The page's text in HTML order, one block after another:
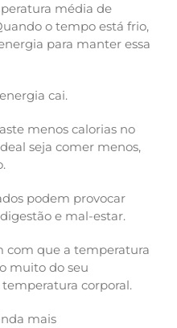
média de
o tempo está frio,
para manter essa
cai.
menos calorias no
seja comer menos,
podem provocar
e mal-estar.
com que a temperatura
muito do seu
corporal.
mais